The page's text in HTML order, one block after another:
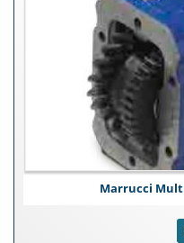
Marrucci